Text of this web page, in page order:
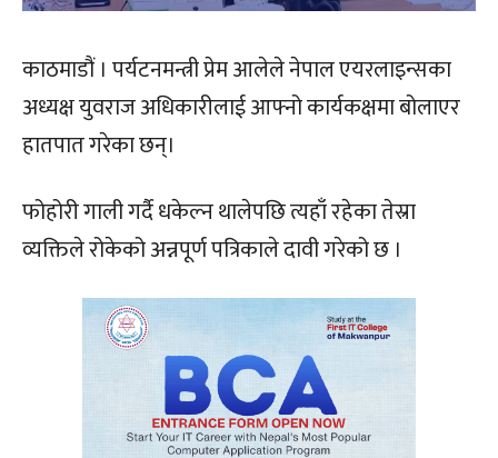
काठमाडौं । पर्यटनमन्त्री प्रेम आलेले नेपाल एयरलाइन्सका
अध्यक्ष युवराज अधिकारीलाई आफ्नो कार्यकक्षमा बोलाएर
हातपात गरेका छन्।
फोहोरी गाली गर्दै धकेल्न थालेपछि त्यहाँ रहेका तेस्रा
व्यक्तिले रोकेको अन्नपूर्ण पत्रिकाले दावी गरेको छ ।